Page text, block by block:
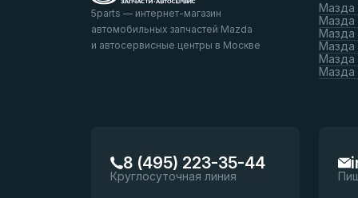
5parts — интернет-магазин
автомобильных запчастей Mazda
и автосервисные центры в Москве
Мазда
Мазда
Мазда
Мазда
8 (495) 223-35-44
Круглосуточная линия